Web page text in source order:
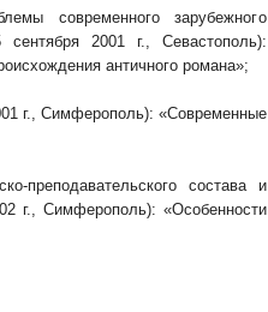
современного зарубежного
сентября 2001 г., Севастополь):
античного романа»;
г., Симферополь): «Современные
преподавательского состава и
г., Симферополь): «Особенности